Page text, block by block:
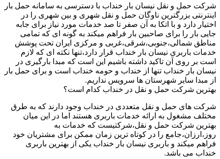
شرکت حمل و نقل نیسان بار خنداب با دسترسی به سامانه حمل بار
اینترنتی بزرگترین ناوگان حمل و نقل شهری و بین شهری را در
اختیار دارد و با اتکا به آن صفر تا صد خدمات مورد نیاز برای جابه
جایی بار را برای صاحبین بار فراهم میکند به گونه ای که تمامی
مناطق شمالی،جنوبی،شرقی،غربی و مرکزی ایران تحت پوشش
خدمات باربری نیسان بار خنداب قرار دارد،تنها نکته ای که لازم
است بر روی آن تاکید داشته باشیم این است که مبدا بارگیری در
نیسان بار خنداب تنها از خنداب و حومه خنداب است و برای حمل بار
از مبدا سایر شهرستان ها سرویس نداریم.
بهترین شرکت حمل و نقل در خنداب کدام است؟
شرکت های حمل و نقل متعددی در خنداب وجود دارند که به طرق
مختلف مشغول به ارائه خدمات باربری هستند اما در این میان
بهترین شرکت حمل و نقل،شرکتیست که خدمات به
روز،ارزان،جامع را در کوتاه ترین زمان ممکن برای مشتریان خود
فراهم میکند و باربری نیسان بار خنداب یکی از بهترین باربری
خنداب می باشد.